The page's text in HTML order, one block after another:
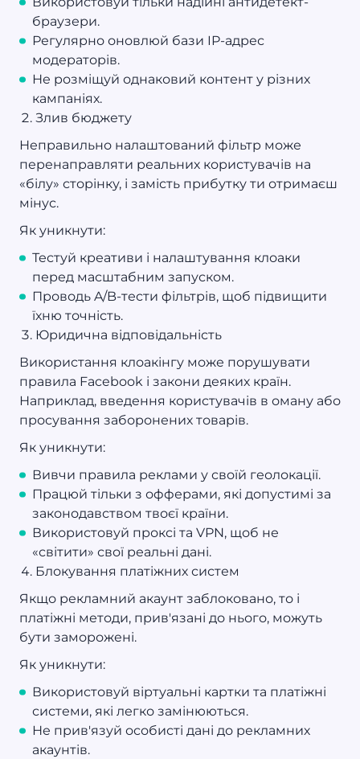
браузери.
Регулярно оновлюй бази IP-адрес
модераторів.
Не розміщуй однаковий контент у різних
кампаніях.
Злив бюджету
Неправильно налаштований фільтр може
перенаправляти реальних користувачів на
«білу» сторінку, і замість прибутку ти отримаєш
мінус.
Як уникнути:
Тестуй креативи і налаштування клоаки
перед масштабним запуском.
Проводь A/B-тести фільтрів, щоб підвищити
їхню точність.
Юридична відповідальність
Використання клоакінгу може порушувати
правила Facebook і закони деяких країн.
Наприклад, введення користувачів в оману або
просування заборонених товарів.
Як уникнути:
Вивчи правила реклами у своїй геолокації.
Працюй тільки з офферами, які допустимі за
законодавством твоєї країни.
Використовуй проксі та VPN, щоб не
«світити» свої реальні дані.
Блокування платіжних систем
Якщо рекламний акаунт заблоковано, то і
платіжні методи, прив'язані до нього, можуть
бути заморожені.
Як уникнути:
Використовуй віртуальні картки та платіжні
системи, які легко замінюються.
Не прив'язуй особисті дані до рекламних
акаунтів.